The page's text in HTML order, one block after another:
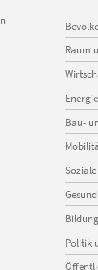
Raum
Energie
Bau-
Bildung
Politik